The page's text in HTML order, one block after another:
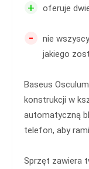
+ oferuje
-
nie
jakiego
Baseus
konstrukcji w
automatyczną
telefon, aby
Sprzęt zawiera